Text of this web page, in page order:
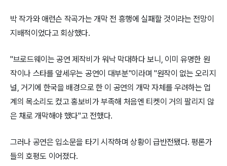
박 작가와 애런슨 작곡가는 개막 전 흥행에 실패할 것이라는 전망이
지배적이었다고 회상했다.
"브로드웨이는 공연 제작비가 워낙 막대하다 보니, 이미 유명한 원
작이나 스타를 앞세우는 공연이 대부분"이라며 "원작이 없는 오리지
널, 거기에 한국을 배경으로 한 이 공연의 개막 자체를 우려하는 업
계의 목소리도 컸고 홍보비가 부족해 처음엔 티켓이 거의 팔리지 않
은 채로 개막해야 했다"고 전했다.
그러나 공연은 입소문을 타기 시작하며 상황이 급반전됐다. 평론가
들의 호평도 이어졌다.